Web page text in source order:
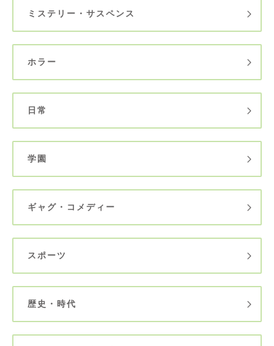
ミステリー・サスペンス
ホラー
日常
学園
ギャグ・コメディー
スポーツ
歴史・時代